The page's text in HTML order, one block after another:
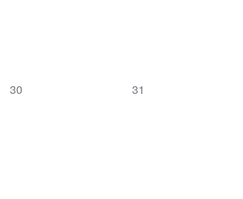
0
30
0
31